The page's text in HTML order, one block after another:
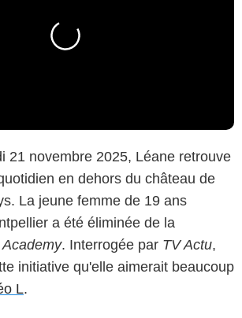
21 novembre 2025, Léane retrouve
en dehors du château de
La jeune femme de 19 ans
a été éliminée de la
. Interrogée par TV Actu,
initiative qu'elle aimerait beaucoup
L.